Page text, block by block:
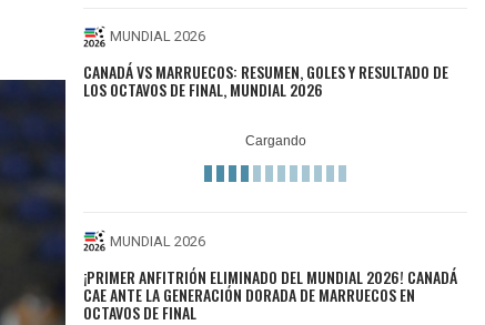
MUNDIAL 2026
CANADÁ VS MARRUECOS: RESUMEN, GOLES Y RESULTADO DE
LOS OCTAVOS DE FINAL, MUNDIAL 2026
MUNDIAL 2026
¡PRIMER ANFITRIÓN ELIMINADO DEL MUNDIAL 2026! CANADÁ
CAE ANTE LA GENERACIÓN DORADA DE MARRUECOS EN
OCTAVOS DE FINAL